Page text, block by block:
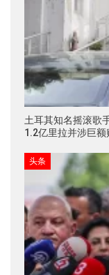
土耳其知名摇滚歌
1.2亿里拉并涉巨额
头条